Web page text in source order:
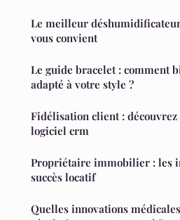
Le meilleur
vous convient
Le guide bracelet : comment
adapté à votre style ?
Fidélisation client :
logiciel crm
Propriétaire immobilier : les
succès locatif
Quelles innovations